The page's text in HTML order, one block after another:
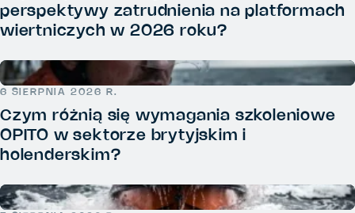
perspektywy zatrudnienia na platformach
wiertniczych w 2026 roku?
6 SIERPNIA 2026 R.
Czym różnią się wymagania szkoleniowe
OPITO w sektorze brytyjskim i
holenderskim?